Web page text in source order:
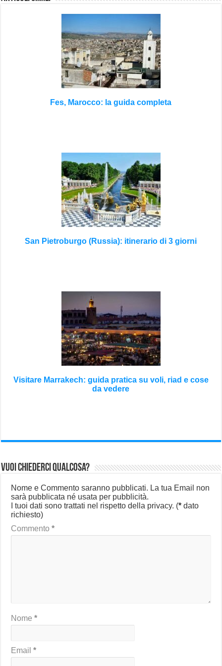
Fes, Marocco: la guida completa
San Pietroburgo (Russia): itinerario di 3 giorni
Visitare Marrakech: guida pratica su voli, riad e cose
da vedere
Vuoi chiederci qualcosa?
Nome e Commento saranno pubblicati. La tua Email non
sarà pubblicata né usata per pubblicità.
I tuoi dati sono trattati nel rispetto della privacy. (* dato
richiesto)
Commento*
Nome*
Email*